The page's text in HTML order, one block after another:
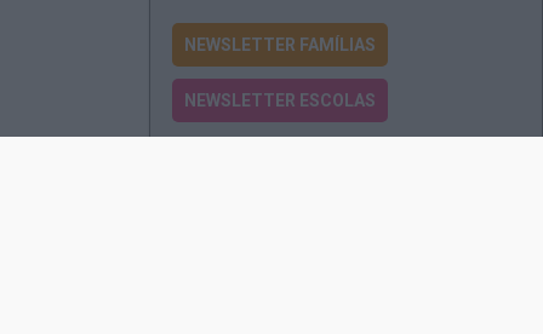
NEWSLETTER FAMÍLIAS
NEWSLETTER ESCOLAS